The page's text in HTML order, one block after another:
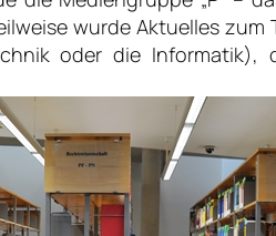
wurde Aktuelles zum
oder die